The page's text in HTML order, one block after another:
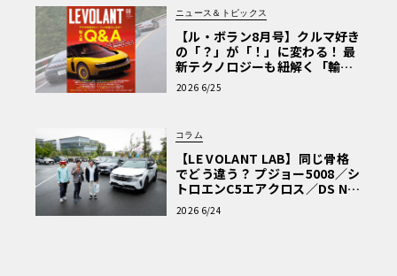
ニュース＆トピックス
【ル・ボラン8月号】クルマ好き
の「？」が「！」に変わる！ 最
新テクノロジーも紐解く「輸入
車Q&A」
2026 6/25
コラム
【LE VOLANT LAB】同じ骨格
でどう違う？ プジョー5008／シ
トロエンC5エアクロス／DS Nº4
読者一気乗りレポート
2026 6/24